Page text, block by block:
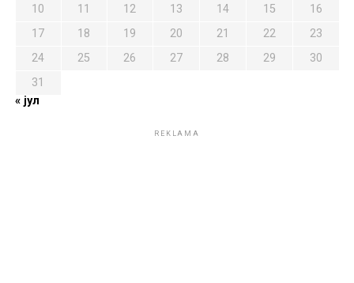
10
11 12 13 14 15
16
17
18 19 20 21 22
23
24
25 26 27 28 29
30
31
« јул
REKLAMA